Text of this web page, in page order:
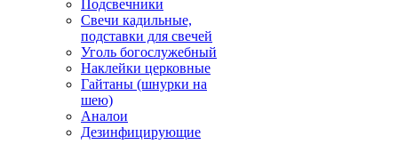
Подсвечники
Свечи кадильные,
подставки для свечей
Уголь богослужебный
Наклейки церковные
Гайтаны (шнурки на
шею)
Аналои
Дезинфицирующие